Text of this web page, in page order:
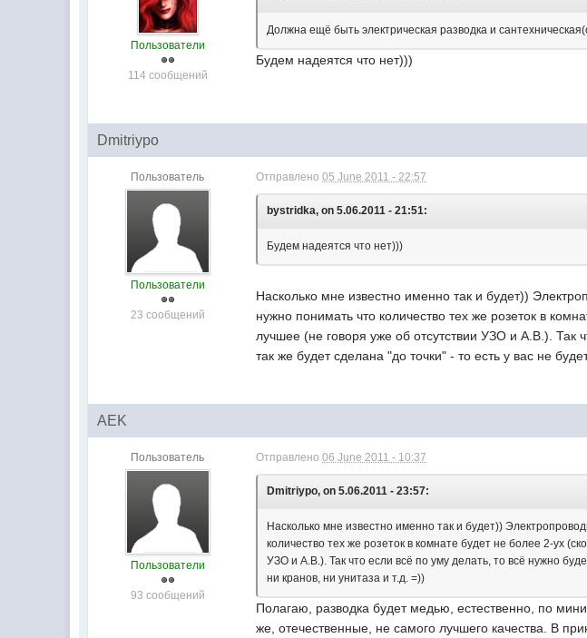
Пользователи
114 сообщений
Должна ещё быть электрическая разводка и
Будем надеятся что нет)))
Dmitriypo
Пользователь
Пользователи
23 сообщений
Отправлено05 June 2011 - 22:57
bystridka, on 5.06.2011 - 21:51:
Будем надеятся что нет)))
Насколько мне известно именно так и будет))
нужно понимать что количество тех же розеток в
лучшее (не говоря уже об отсутствии УЗО и А.В.). Так
так же будет сделана "до точки" - то есть у вас не
AEK
Пользователь
Пользователи
93 сообщений
Отправлено06 June 2011 - 10:37
Dmitriypo, on 5.06.2011 - 23:57:
Насколько мне известно именно так и будет))
количество тех же розеток в комнате будет не более 2-ух
УЗО и А.В.). Так что если всё по уму делать, то всё нужно
ни кранов, ни унитаза и т.д. =))
Полагаю, разводка будет медью, естественно, по
же, отечественные, не самого лучшего качества. В